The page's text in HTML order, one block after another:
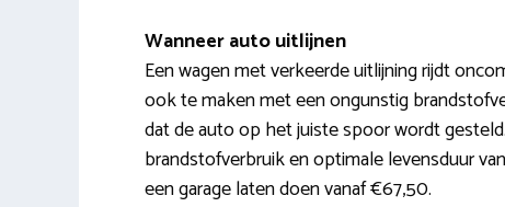
Wanneer auto uitlijnen
Een wagen met verkeerde uitlijning rijdt
ook te maken met een ongunstig
dat de auto op het juiste spoor wordt
brandstofverbruik en optimale levensduur
een garage laten doen vanaf €67,50.